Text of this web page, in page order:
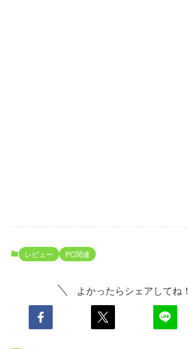
レビュー PC関連
よかったらシェアしてね！